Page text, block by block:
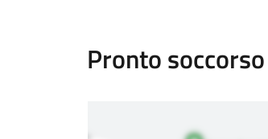
Pronto soccorso